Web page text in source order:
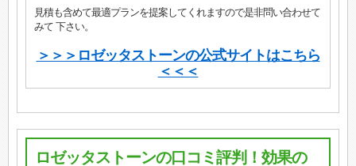
見積も含めて最適プランを提案してくれますので是非問い合わせて
みて 下さい。
＞＞＞ロゼッタストーンの公式サイトはこちら
＜＜＜
ロゼッタストーンの口コミ評判！効果の